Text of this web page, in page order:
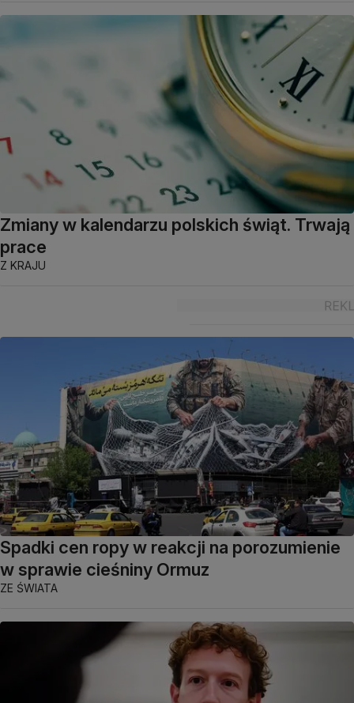
Zmiany w kalendarzu polskich świąt. Trwają
prace
Z KRAJU
Spadki cen ropy w reakcji na porozumienie
w sprawie cieśniny Ormuz
ZE ŚWIATA